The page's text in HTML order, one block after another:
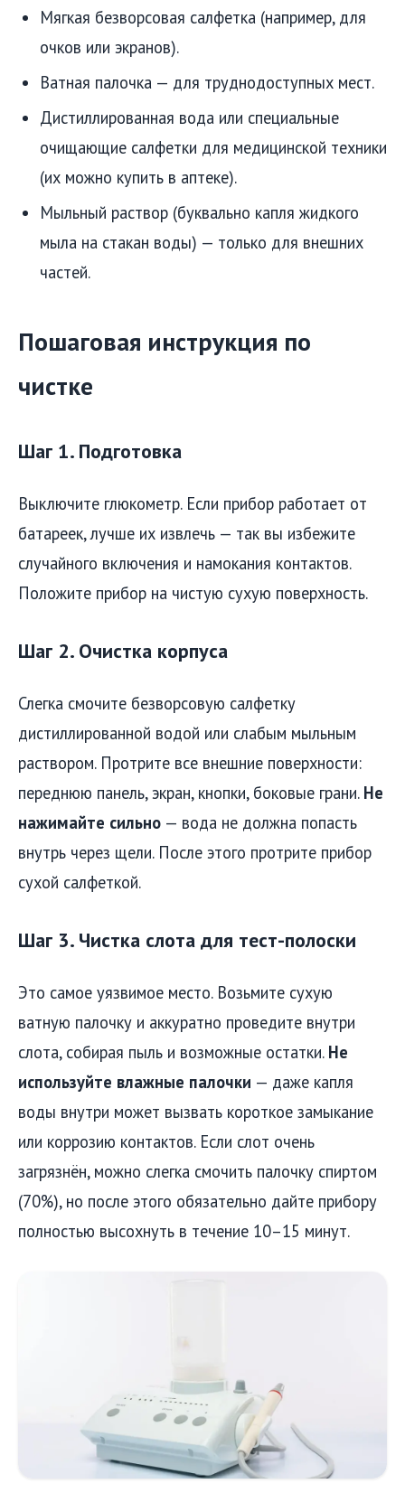
Мягкая безворсовая салфетка (например, для
очков или экранов).
Ватная палочка — для труднодоступных мест.
Дистиллированная вода или специальные
очищающие салфетки для медицинской техники
(их можно купить в аптеке).
Мыльный раствор (буквально капля жидкого
мыла на стакан воды) — только для внешних
частей.
Пошаговая инструкция по
чистке
Шаг 1. Подготовка
Выключите глюкометр. Если прибор работает от
батареек, лучше их извлечь — так вы избежите
случайного включения и намокания контактов.
Положите прибор на чистую сухую поверхность.
Шаг 2. Очистка корпуса
Слегка смочите безворсовую салфетку
дистиллированной водой или слабым мыльным
раствором. Протрите все внешние поверхности:
переднюю панель, экран, кнопки, боковые грани. Не
нажимайте сильно — вода не должна попасть
внутрь через щели. После этого протрите прибор
сухой салфеткой.
Шаг 3. Чистка слота для тест-полоски
Это самое уязвимое место. Возьмите сухую
ватную палочку и аккуратно проведите внутри
слота, собирая пыль и возможные остатки. Не
используйте влажные палочки — даже капля
воды внутри может вызвать короткое замыкание
или коррозию контактов. Если слот очень
загрязнён, можно слегка смочить палочку спиртом
(70%), но после этого обязательно дайте прибору
полностью высохнуть в течение 10–15 минут.